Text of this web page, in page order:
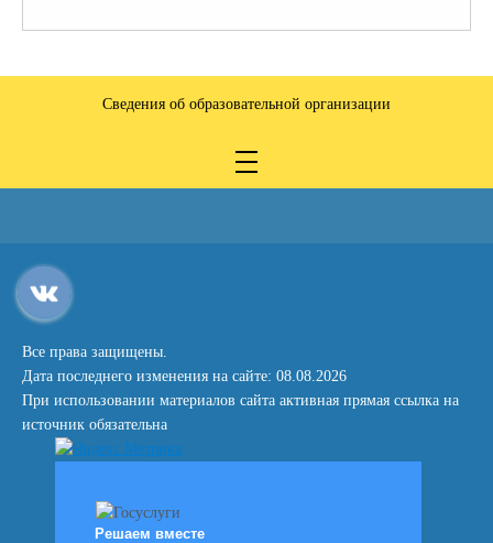
Сведения об образовательной организации
Все права защищены.
Дата последнего изменения на сайте: 08.08.2026
При использовании материалов сайта активная прямая ссылка на
источник обязательна
Решаем вместе